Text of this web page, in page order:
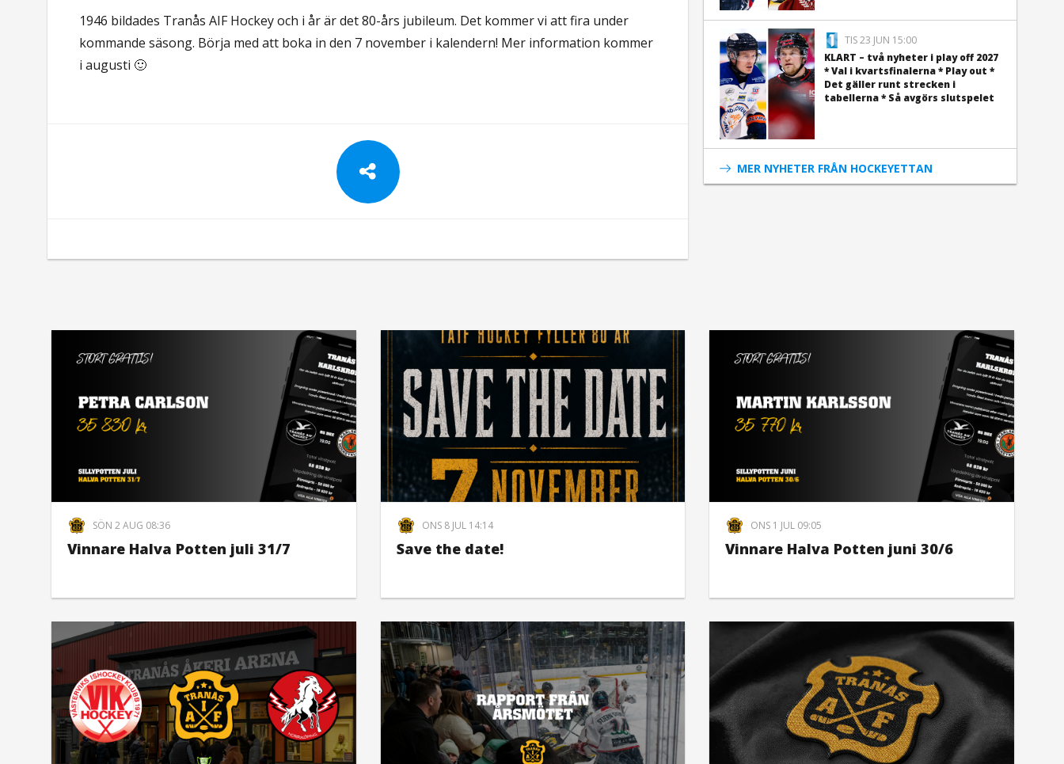
1946 bildades Tranås AIF Hockey och i år är det 80-års jubileum. Det kommer vi att fira under
kommande säsong. Börja med att boka in den 7 november i kalendern! Mer information kommer
i augusti 🙂
TIS 23 JUN 15:00
KLART – två nyheter i play off 2027
* Val i kvartsfinalerna * Play out *
Det gäller runt strecken i
tabellerna * Så avgörs slutspelet
MER NYHETER FRÅN HOCKEYETTAN
SÖN 2 AUG 08:36
Vinnare Halva Potten juli 31/7
ONS 8 JUL 14:14
Save the date!
ONS 1 JUL 09:05
Vinnare Halva Potten juni 30/6